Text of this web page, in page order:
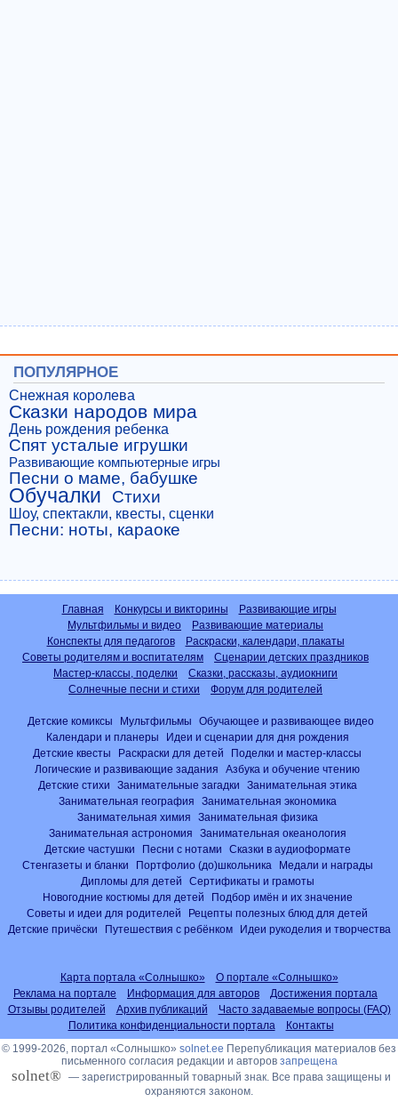
ПОПУЛЯРНОЕ
Снежная королева
Сказки народов мира
День рождения ребенка
Спят усталые игрушки
Развивающие компьютерные игры
Песни о маме, бабушке
Обучалки Стихи
Шоу, спектакли, квесты, сценки
Песни: ноты, караоке
Главная Конкурсы и викторины
Развивающие игры
Мультфильмы и видео
Развивающие материалы
Конспекты для педагогов
Раскраски, календари, плакаты
Советы родителям и воспитателям
Сценарии детских праздников
Мастер-классы, поделки
Сказки, рассказы, аудиокниги
Солнечные песни и стихи
Форум для родителей
Детские комиксы Мультфильмы
Обучающее и развивающее видео
Календари и планеры
Идеи и сценарии для дня рождения
Детские квесты
Раскраски для детей
Поделки и мастер-классы
Логические и развивающие задания
Азбука и обучение чтению
Детские стихи
Занимательные загадки
Занимательная этика
Занимательная география
Занимательная экономика
Занимательная химия
Занимательная физика
Занимательная астрономия
Занимательная океанология
Детские частушки
Песни с нотами
Сказки в аудиоформате
Стенгазеты и бланки
Портфолио (до)школьника
Медали и награды
Дипломы для детей
Сертификаты и грамоты
Новогодние костюмы для детей
Подбор имён и их значение
Советы и идеи для родителей
Рецепты полезных блюд для детей
Детские причёски
Путешествия с ребёнком Идеи рукоделия и творчества
Карта портала «Солнышко»
О портале «Солнышко»
Реклама на портале
Информация для авторов
Достижения портала
Отзывы родителей
Архив публикаций
Часто задаваемые вопросы (FAQ)
Политика конфиденциальности портала
Контакты
© 1999-2026, портал «Солнышко» solnet.ee Перепубликация материалов без
письменного согласия редакции и авторов запрещена
solnet® — зарегистрированный товарный знак. Все права защищены и
охраняются законом.